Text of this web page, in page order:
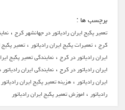
برچسب ها :
تعمیر پکیج ایران رادیاتور در جهانشهر کرج،
کرج،تعمیرات پکیج ایران رادیاتور،تعمیر
ایران رادیاتور در کرج،نمایندگی تعمیر پکیج
ایران رادیاتور در کرج،نمایندگی ایران
ایران رادیاتور،هزینه تعمیر پکیج ایران رادیاتور
رادیاتور،اموزش تعمیر پکیج ایران رادیاتور